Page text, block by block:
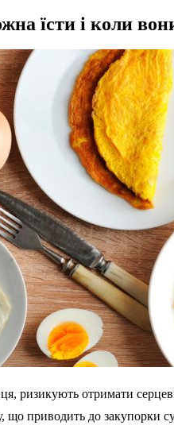
їсти і коли
ризикують отримати
що приводить до закупорки